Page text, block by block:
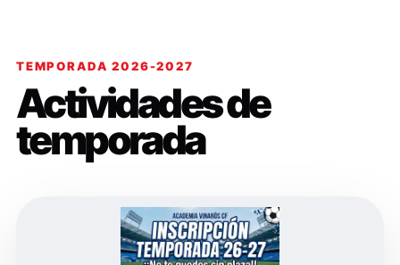
TEMPORADA 2026-2027
Actividades de
temporada